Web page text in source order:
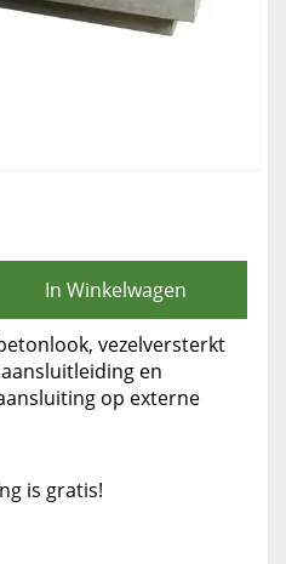
In Winkelwagen
vezelversterkt
en
op externe
is gratis!